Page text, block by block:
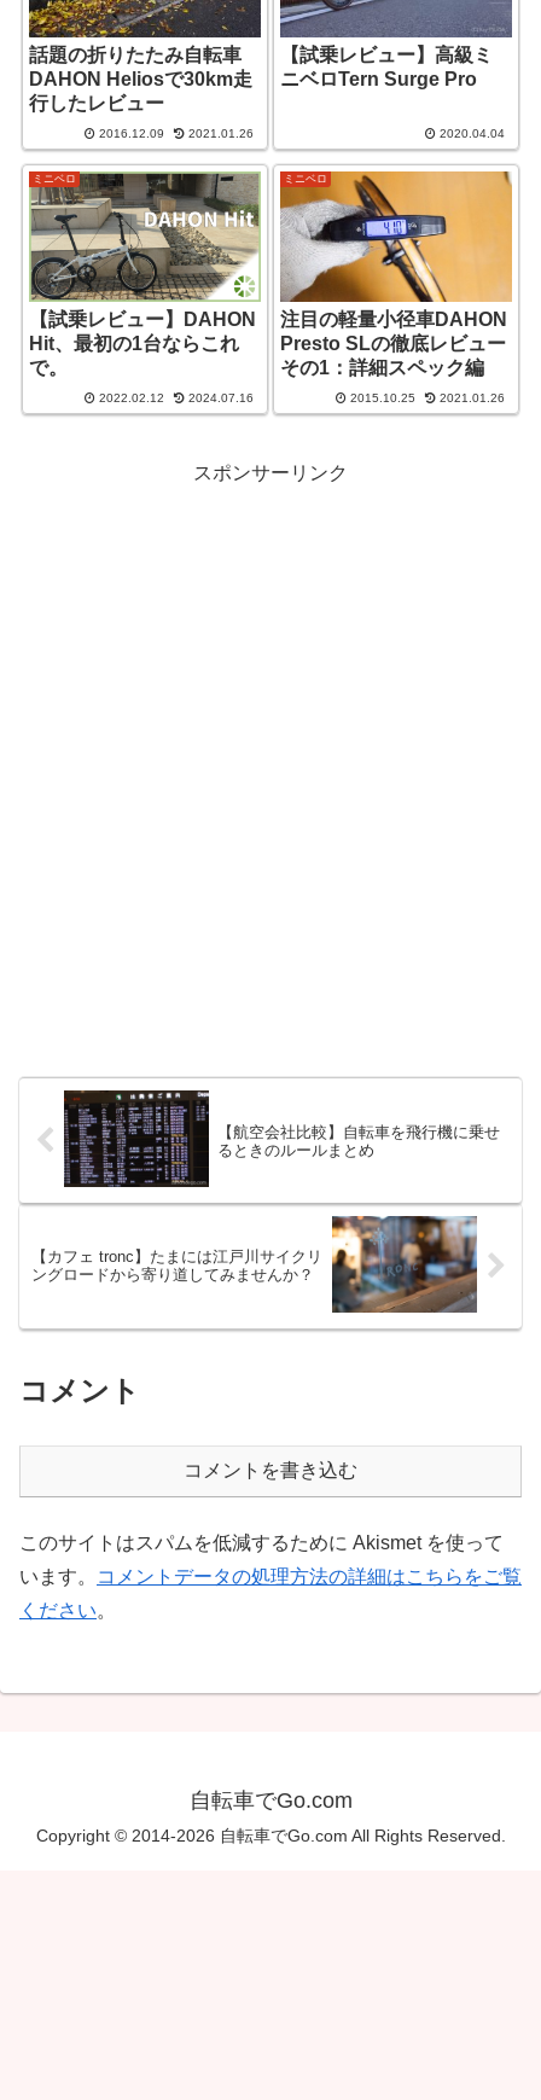
話題の折りたたみ自転車
DAHON Heliosで30km走
行したレビュー
2016.12.09 2021.01.26
【試乗レビュー】高級ミ
ニベロTern Surge Pro
2020.04.04
ミニベロ
【試乗レビュー】DAHON
Hit、最初の1台ならこれ
で。
2022.02.12 2024.07.16
ミニベロ
注目の軽量小径車DAHON
Presto SLの徹底レビュー
その1：詳細スペック編
2015.10.25 2021.01.26
スポンサーリンク
【航空会社比較】自転車を飛行機に乗せ
るときのルールまとめ
【カフェ tronc】たまには江戸川サイクリ
ングロードから寄り道してみませんか？
コメント
コメントを書き込む
このサイトはスパムを低減するために Akismet を使って
います。
コメントデータの処理方法の詳細はこちらをご覧
ください。
自転車でGo.com
Copyright © 2014-2026 自転車でGo.com All Rights Reserved.